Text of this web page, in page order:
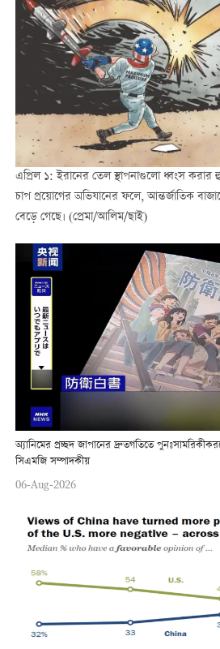
এপ্রিল ১: ইরানের তেল স্থাপনাগুলো ধ্বংস করার
চাপ প্রয়োগের অভিযানের ফলে, আন্তর্জাতিক
বেড়ে গেছে। (প্রেমা/আলিম/ছাই)
অ্যানিমের প্রচ্ছদ জাপানের দ্রুতগতিতে
সিএমজি সম্পাদকীয়
06-Aug-2026